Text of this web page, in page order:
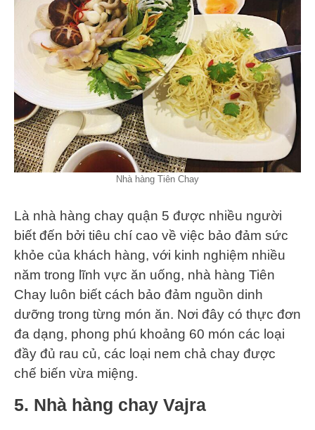
Nhà hàng Tiên Chay
Là nhà hàng chay quận 5 được nhiều người
biết đến bởi tiêu chí cao về việc bảo đảm sức
khỏe của khách hàng, với kinh nghiệm nhiều
năm trong lĩnh vực ăn uống, nhà hàng Tiên
Chay luôn biết cách bảo đảm nguồn dinh
dưỡng trong từng món ăn. Nơi đây có thực đơn
đa dạng, phong phú khoảng 60 món các loại
đầy đủ rau củ, các loại nem chả chay được
chế biến vừa miệng.
5. Nhà hàng chay Vajra